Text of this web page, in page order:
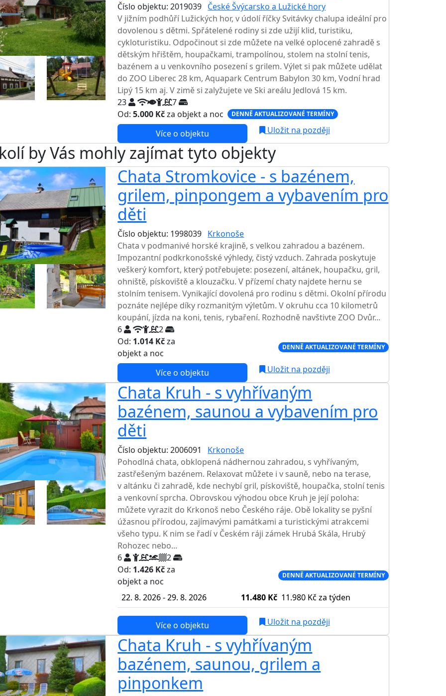
Číslo objektu: 2019039 České Švýcarsko a Lužické hory
V jižním podhůří Lužických hor, v údolí říčky Svitávky chalupa ideální pro
dovolenou s dětmi. Spřátelené rodiny si zde užijí klid, turistiku,
cykloturistiku. Odpočinout si zde můžete na velké oplocené zahradě s
dětským hřištěm, houpačkami, trampolínou, stolem na stolní tenis,
bazénem a u venkovního posezení s grilem. Výlet si pak můžete udělat
do ZOO Liberec 28 km, Aquapark Centrum Babylon 30 km, Vodní hrad
Lipý 15 km aj. V zimě si zalyžujete ve Ski areálu Jedlová 15 km.
23
7
Od:5.000 Kčza objekt a noc DENNĚ AKTUALIZOVANÉ TERMÍNY
Více o objektu Uložit na později
by Vás mohly zajímat tyto objekty
Chata Stromkovice - s bazénem,
grilem, pinpongem a vybavením pro
děti
Číslo objektu: 1998039 Krkonoše
Chata v podmanivé horské krajině, s velkou zahradou a bazénem.
Impozantní podkrkonošské výhledy, čistý vzduch. Zahrada poskytuje
veškerý komfort, který potřebujete: posezení, altánek, houpačku, gril,
ohniště, pískoviště a klouzačku. V přízemí chaty najdete hernu se
stolním tenisem. Vynikající dovolená pro rodinu s dětmi. Okolní přírodu
poznáte nejlépe díky rozmanitým výletům. V okruhu cca 10 kilometrů
koupání, jízda na koni, tenis, rybaření. Rozhodně navštivte ZOO Dvůr...
6
2
Od: 1.014 Kčza
objekt a noc
DENNĚ AKTUALIZOVANÉ TERMÍNY
Více o objektu
Uložit na později
Chata Kruh - s vyhřívaným
bazénem, saunou a vybavením pro
děti
Číslo objektu: 2006091 Krkonoše
Pohodlná chata, obklopená nádhernou zahradou, s vyhřívaným,
zastřešeným bazénem. Relaxovat můžete i v sauně, nebo na terase,
v altánku či zahradě, kde nechybí gril, pískoviště, houpačka, stolní tenis
a venkovní sprcha. Obrovskou výhodou obce Kruh je její poloha:
můžete vyrazit do Krkonoš nebo Českého ráje. Obě lokality se pyšní
úžasnou přírodou, zajímavými památkami a turistickými atrakcemi
všeho typu. K nim se řadí v Českém ráji zámek Hrubá Skála, Hrubý
Rohozec nebo...
6
2
Od: 1.426 Kčza
objekt a noc
DENNĚ AKTUALIZOVANÉ TERMÍNY
22. 8. 2026 - 29. 8. 2026 11.480 Kč 11.980 Kč za týden
Více o objektu
Uložit na později
Chata Kruh - s vyhřívaným
bazénem, saunou, grilem a
pinponkem